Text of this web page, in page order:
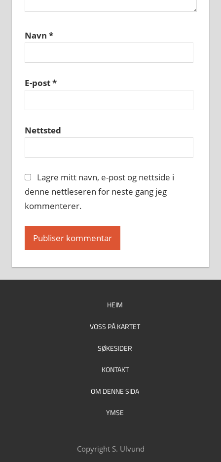
Navn *
E-post*
Nettsted
Lagre mitt navn, e-post og nettside i
denne nettleseren for neste gang jeg
kommenterer.
HEIM
VOSS PÅ KARTET
SØKESIDER
KONTAKT
OM DENNE SIDA
YMSE
Copyright S. Ulvund